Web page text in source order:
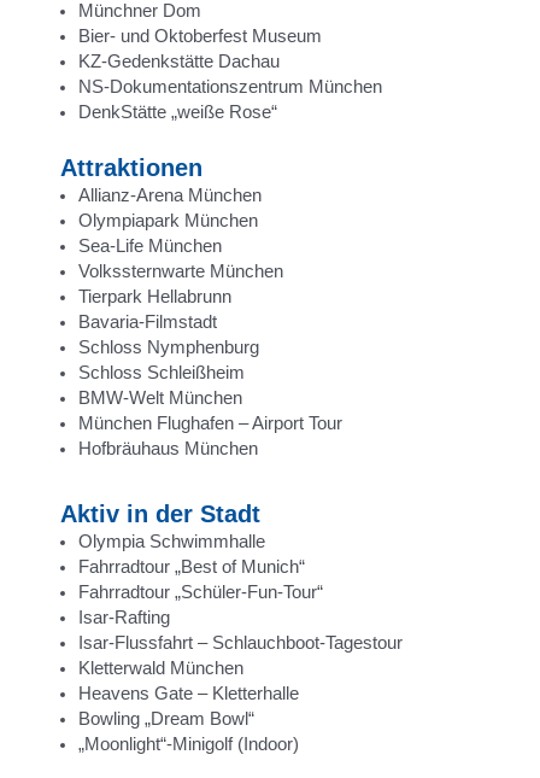
Münchner Dom
Bier- und Oktoberfest Museum
KZ-Gedenkstätte Dachau
NS-Dokumentationszentrum München
DenkStätte „weiße Rose“
Attraktionen
Allianz-Arena München
Olympiapark München
Sea-Life München
Volkssternwarte München
Tierpark Hellabrunn
Bavaria-Filmstadt
Schloss Nymphenburg
Schloss Schleißheim
BMW-Welt München
München Flughafen – Airport Tour
Hofbräuhaus München
Aktiv in der Stadt
Olympia Schwimmhalle
Fahrradtour „Best of Munich“
Fahrradtour „Schüler-Fun-Tour“
Isar-Rafting
Isar-Flussfahrt – Schlauchboot-Tagestour
Kletterwald München
Heavens Gate – Kletterhalle
Bowling „Dream Bowl“
„Moonlight“-Minigolf (Indoor)